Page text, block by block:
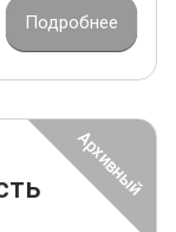
Подробнее